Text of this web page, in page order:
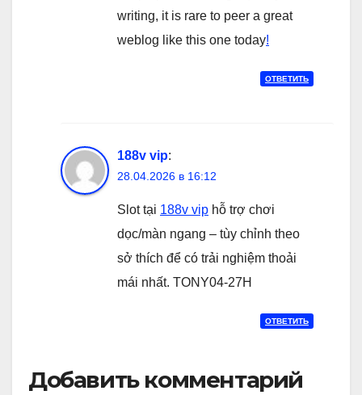
writing, it is rare to peer a great
weblog like this one today!
ОТВЕТИТЬ
188v vip:
28.04.2026 в 16:12
Slot tại 188v vip hỗ trợ chơi
dọc/màn ngang – tùy chỉnh theo
sở thích để có trải nghiệm thoải
mái nhất. TONY04-27H
ОТВЕТИТЬ
Добавить комментарий